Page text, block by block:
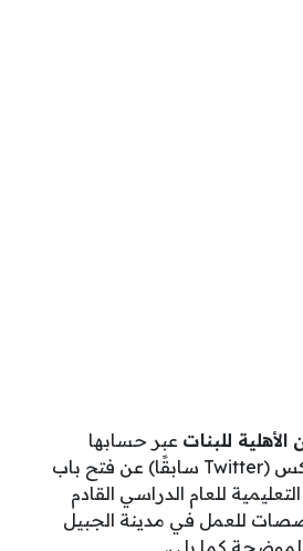
للبنات عبر حسابها
الرسمي على منصة إكس (Twitter سابقًا) عن فتح باب
للعام الدراسي القادم
للعمل في مدينة الجبيل